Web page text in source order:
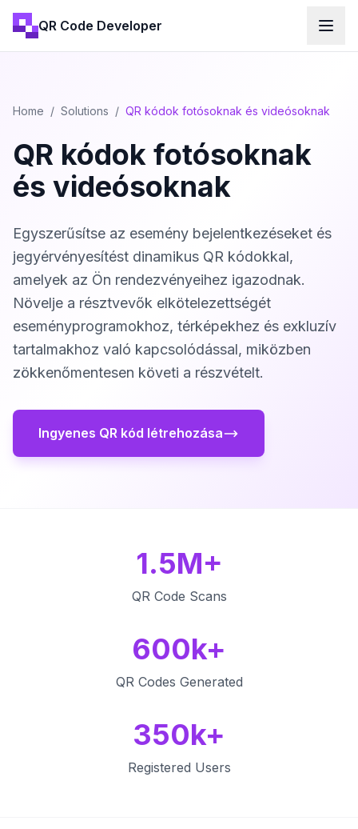
QR Code Developer
Home / Solutions / QR kódok fotósoknak és videósoknak
QR kódok fotósoknak
és videósoknak
Egyszerűsítse az esemény bejelentkezéseket és
jegyérvényesítést dinamikus QR kódokkal,
amelyek az Ön rendezvényeihez igazodnak.
Növelje a résztvevők elkötelezettségét
eseményprogramokhoz, térképekhez és exkluzív
tartalmakhoz való kapcsolódással, miközben
zökkenőmentesen követi a részvételt.
Ingyenes QR kód létrehozása
1.5M+
QR Code Scans
600k+
QR Codes Generated
350k+
Registered Users